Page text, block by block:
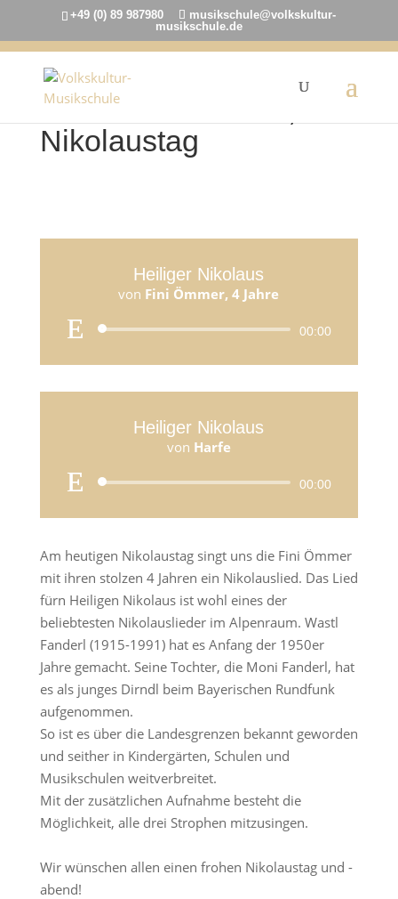
+49 (0) 89 987980
musikschule@volkskultur-
musikschule.de
6. Dezember 2022,
Nikolaustag
Heiliger Nikolaus
von Fini Ömmer, 4 Jahre
Audio-
00:00
Heiliger Nikolaus
von Harfe
Audio-
00:00
Am heutigen Nikolaustag singt uns die Fini Ömmer
mit ihren stolzen 4 Jahren ein Nikolauslied. Das Lied
fürn Heiligen Nikolaus ist wohl eines der
beliebtesten Nikolauslieder im Alpenraum. Wastl
Fanderl (1915-1991) hat es Anfang der 1950er
Jahre gemacht. Seine Tochter, die Moni Fanderl, hat
es als junges Dirndl beim Bayerischen Rundfunk
aufgenommen.
So ist es über die Landesgrenzen bekannt geworden
und seither in Kindergärten, Schulen und
Musikschulen weitverbreitet.
Mit der zusätzlichen Aufnahme besteht die
Möglichkeit, alle drei Strophen mitzusingen.
Wir wünschen allen einen frohen Nikolaustag und -
abend!